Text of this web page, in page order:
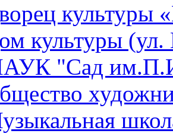
культуры
культуры (ул.
"Сад